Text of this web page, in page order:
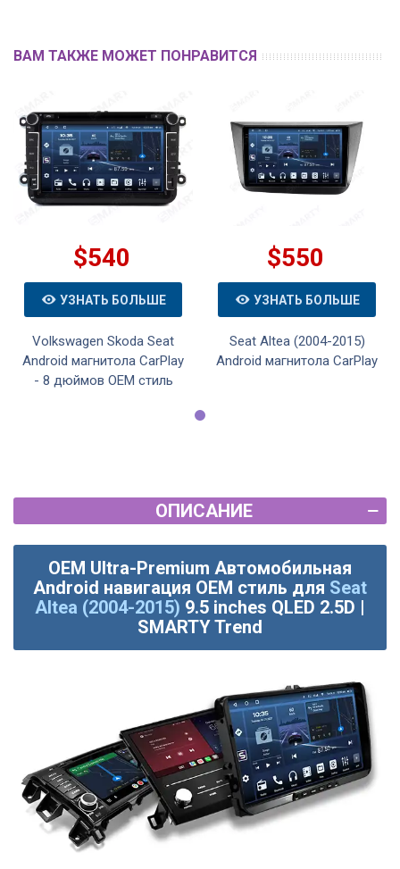
ВАМ ТАКЖЕ МОЖЕТ ПОНРАВИТСЯ
$540
УЗНАТЬ БОЛЬШЕ
Volkswagen Skoda Seat
Android магнитола CarPlay
- 8 дюймов OEM стиль
$550
УЗНАТЬ БОЛЬШЕ
Seat Altea (2004-2015)
Android магнитола CarPlay
ОПИСАНИЕ
OEM Ultra-Premium Автомобильная
Android навигация OEM стиль для Seat
Altea (2004-2015) 9.5 inches QLED 2.5D |
SMARTY Trend